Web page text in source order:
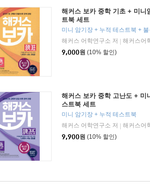
해커스 보카 중학 기초 + 미니
트북 세트
미니 암기장 + 누적 테스트북 +
해커스 어학연구소 저
해커스어
9,000원 (10% 할인)
해커스 보카 중학 고난도 + 미
스트북 세트
미니 암기장 + 누적 테스트북
해커스 어학연구소 저
해커스어
9,900원 (10% 할인)